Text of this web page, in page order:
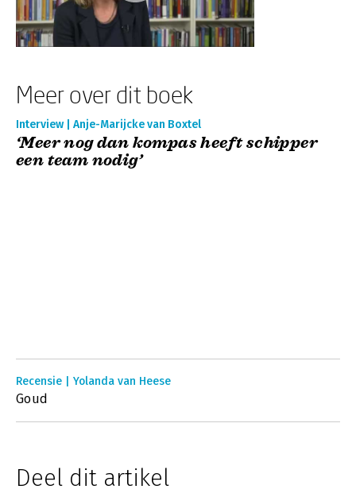
Meer over dit boek
Interview | Anje-Marijcke van Boxtel
‘Meer nog dan kompas heeft schipper
een team nodig’
Recensie | Yolanda van Heese
Goud
Deel dit artikel